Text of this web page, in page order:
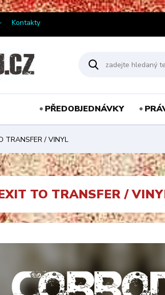
Kontakty
PŘEDOBJEDNÁVKY
TRANSFER / VINYL
TO TRANSFER /